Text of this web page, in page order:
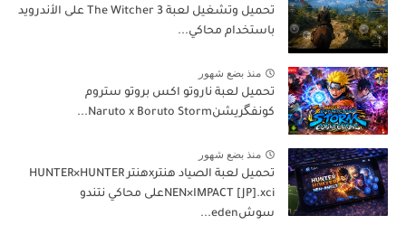
تحميل وتشغيل لعبة The Witcher 3 على الأندرويد
باستخدام محاكي...
منذ بضع شهور
تحميل لعبة ناروتو اكس بروتو ستروم
كونفگريشنNaruto x Boruto Storm...
منذ بضع شهور
تحميل لعبة الصياد هنترxهنتر HUNTER×HUNTER
NEN×IMPACT [JP].xciعلى محاكي نتندو
سوشeden...